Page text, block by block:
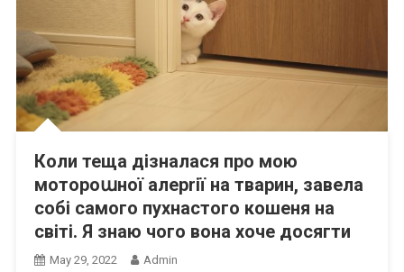
Коли теща дізналася про мою
мотороաної алерrії на тварин, завела
собі самого пухнастого кошеня на
світі. Я знаю чого вона хоче досягти
May 29, 2022 Admin